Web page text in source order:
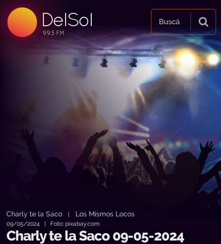
DelSol
99.5 FM
99.5 FM
99.5 FM
Buscá
Charly te la Saco Los Mismos Locos
09/05/2024 | Foto: pixabay.com
Charly te la Saco 09-05-2024